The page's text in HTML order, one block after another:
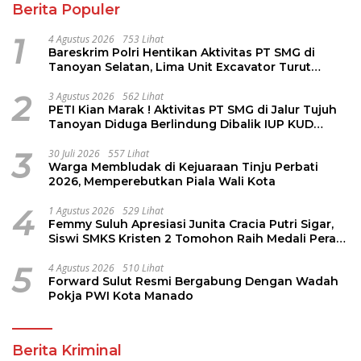
Berita Populer
1 4 Agustus 2026 753 Lihat
Bareskrim Polri Hentikan Aktivitas PT SMG di
Tanoyan Selatan, Lima Unit Excavator Turut
2 3 Agustus 2026 562 Lihat
PETI Kian Marak ! Aktivitas PT SMG di Jalur Tujuh
Tanoyan Diduga Berlindung Dibalik IUP KUD
3 30 Juli 2026 557 Lihat
Warga Membludak di Kejuaraan Tinju Perbati
2026, Memperebutkan Piala Wali Kota
4 1 Agustus 2026 529 Lihat
Femmy Suluh Apresiasi Junita Cracia Putri Sigar,
Siswi SMKS Kristen 2 Tomohon Raih Medali Perak
5 4 Agustus 2026 510 Lihat
Forward Sulut Resmi Bergabung Dengan Wadah
Pokja PWI Kota Manado
Berita Kriminal